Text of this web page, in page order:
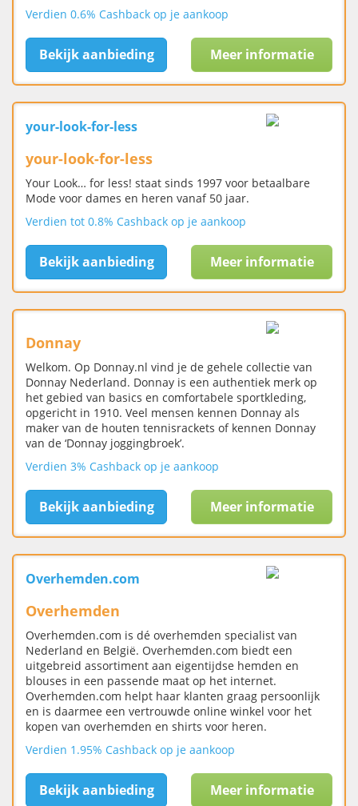
Verdien 0.6% Cashback op je aankoop
Bekijk aanbieding Meer informatie
your-look-for-less
your-look-for-less
Your Look… for less! staat sinds 1997 voor betaalbare
Mode voor dames en heren vanaf 50 jaar.
Verdien tot 0.8% Cashback op je aankoop
Bekijk aanbieding Meer informatie
Donnay
Welkom. Op Donnay.nl vind je de gehele collectie van
Donnay Nederland. Donnay is een authentiek merk op
het gebied van basics en comfortabele sportkleding,
opgericht in 1910. Veel mensen kennen Donnay als
maker van de houten tennisrackets of kennen Donnay
van de ‘Donnay joggingbroek’.
Verdien 3% Cashback op je aankoop
Bekijk aanbieding Meer informatie
Overhemden.com
Overhemden
Overhemden.com is dé overhemden specialist van
Nederland en België. Overhemden.com biedt een
uitgebreid assortiment aan eigentijdse hemden en
blouses in een passende maat op het internet.
Overhemden.com helpt haar klanten graag persoonlijk
en is daarmee een vertrouwde online winkel voor het
kopen van overhemden en shirts voor heren.
Verdien 1.95% Cashback op je aankoop
Bekijk aanbieding Meer informatie